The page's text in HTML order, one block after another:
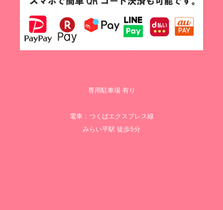
専用駐車場 有り
電車：つくばエクスプレス線
みらい平駅 徒歩5分